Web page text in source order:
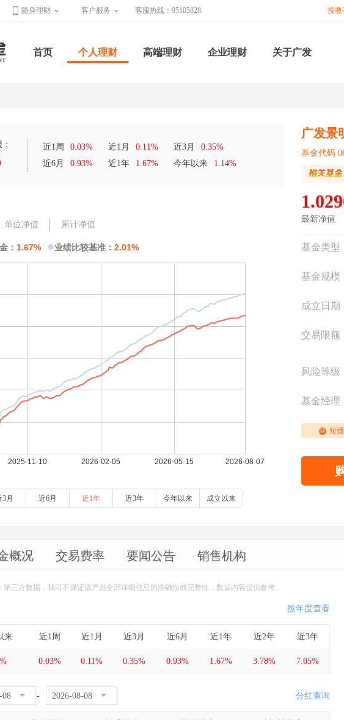
随身理财 客户服务 客服热线：95105828 投教
首页 个人理财 高端理财 企业理财 关于广发
近1周 0.03% 近1月 0.11% 近3月
0.35%
近6月
0.93% 近1年 1.67% 今年以来 1.14%
单位净值 累计净值
： 1.67% ●业绩比较基准： 2.01%
3月 近6月 近1年 近3年 今年以来 成立以来
广发景
基金代码
最新净值
基金类型
基金规模
成立日期
交易限额
风险等级
基金经理
短债
概况 交易费率 要闻公告 销售机构
第三方数据，我司不保证该产品全部详细信息的准确性或完整性，数据内容仅供参考。
按年度查看
来 近1周 近1月 近3月 近6月 近1年 近2年 近3年
0.03% 0.11% 0.35% 0.93% 1.67% 3.78% 7.05%
- 分红查询